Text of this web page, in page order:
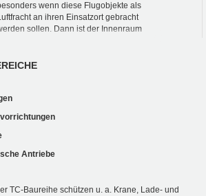
wenn diese Flugobjekte als
an ihren Einsatzort gebracht
sollen. Dann ist der Innenraum
Antriebe
TC-Baureihe schützen u. a. Krane, Lade- und